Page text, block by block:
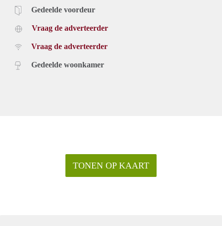
Gedeelde voordeur
Vraag de adverteerder
Vraag de adverteerder
Gedeelde woonkamer
TONEN OP KAART